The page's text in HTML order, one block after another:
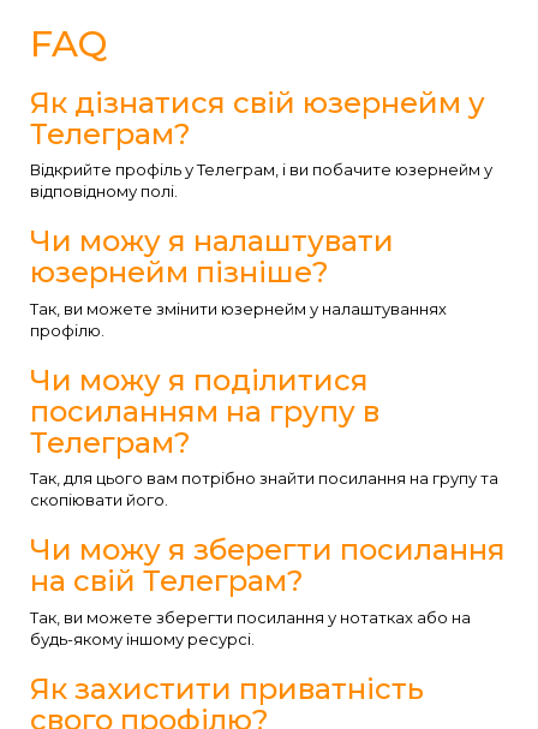
FAQ
Як дізнатися свій юзернейм у
Телеграм?
Відкрийте профіль у Телеграм, і ви побачите юзернейм у
відповідному полі.
Чи можу я налаштувати
юзернейм пізніше?
Так, ви можете змінити юзернейм у налаштуваннях
профілю.
Чи можу я поділитися
посиланням на групу в
Телеграм?
Так, для цього вам потрібно знайти посилання на групу та
скопіювати його.
Чи можу я зберегти посилання
на свій Телеграм?
Так, ви можете зберегти посилання у нотатках або на
будь-якому іншому ресурсі.
Як захистити приватність
свого профілю?